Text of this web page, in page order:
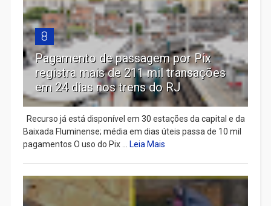
8
Pagamento de passagem por Pix
registra mais de 211 mil transações
em 24 dias nos trens do RJ
Recurso já está disponível em 30 estações da capital e da
Baixada Fluminense; média em dias úteis passa de 10 mil
pagamentos O uso do Pix ...
Leia Mais